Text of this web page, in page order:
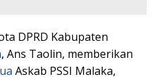
DPRD Kabupaten
, Ans Taolin, memberikan
Askab PSSI Malaka,